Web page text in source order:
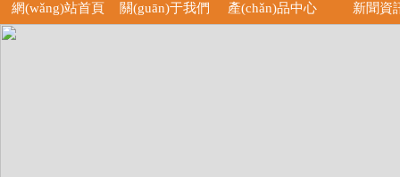
網(wǎng)站首頁 關(guān)于我們 產(chǎn)品中心 新聞資